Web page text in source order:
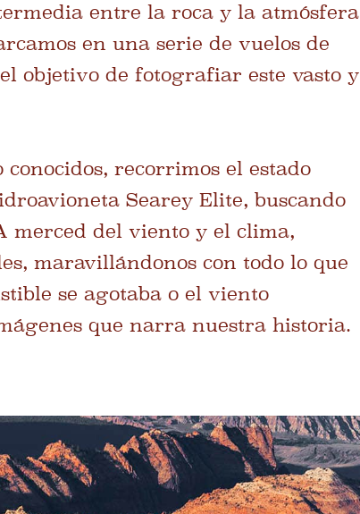
entre la roca y la atmósfera
en una serie de vuelos de
objetivo de fotografiar este vasto y
recorrimos el estado
Searey Elite, buscando
merced del viento y el clima,
maravillándonos con todo lo que
se agotaba o el viento
que narra nuestra historia.